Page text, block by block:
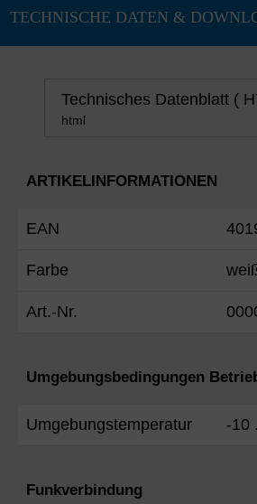
Technisches Datenblatt (
html
ARTIKELINFORMATIONEN
EAN
Farbe
Art.-Nr.
Umgebungsbedingungen
Umgebungstemperatur -10
Funkverbindung